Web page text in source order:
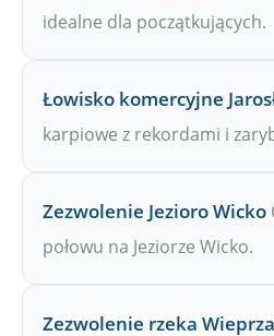
idealne dla początkujących.
Łowisko komercyjne
karpiowe z rekordami i
Zezwolenie Jezioro Wicko
połowu na Jeziorze Wicko.
Zezwolenie rzeka Wieprza